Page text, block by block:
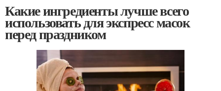
Какие ингредиенты лучше всего
использовать для экспресс масок
перед праздником